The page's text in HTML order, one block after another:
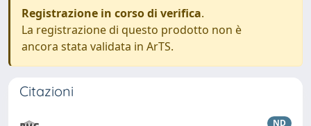
Registrazione in corso di verifica.
La registrazione di questo prodotto non è
ancora stata validata in ArTS.
Citazioni
ND